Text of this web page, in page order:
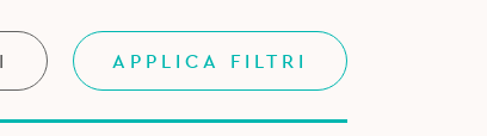
APPLICA FILTRI